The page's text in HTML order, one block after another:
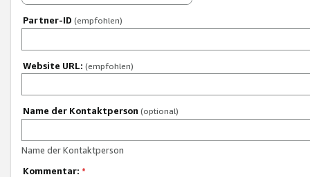
Partner-ID (empfohlen)
Website URL: (empfohlen)
Name der Kontaktperson (optional)
Name der Kontaktperson
Kommentar: *